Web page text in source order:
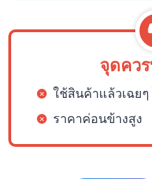
จุดคว
ใช้สินค้าแล้วเฉย
ราคาค่อนข้างสูง